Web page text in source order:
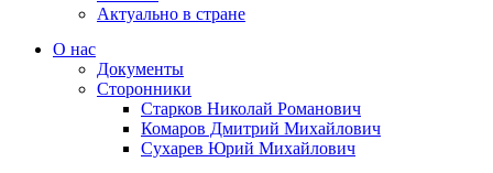
Актуально в стране
О нас
Документы
Сторонники
Старков Николай Романович
Комаров Дмитрий Михайлович
Сухарев Юрий Михайлович